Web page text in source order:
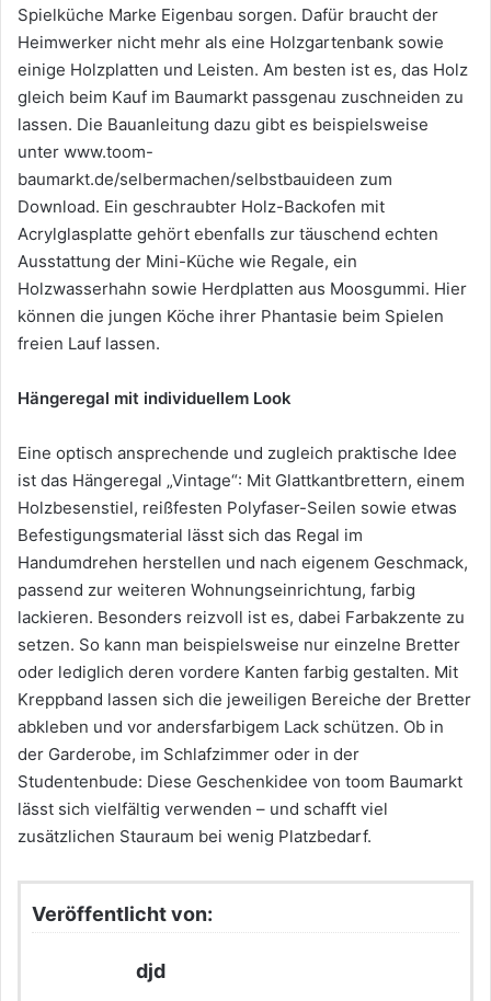
Spielküche Marke Eigenbau sorgen. Dafür braucht der
Heimwerker nicht mehr als eine Holzgartenbank sowie
einige Holzplatten und Leisten. Am besten ist es, das Holz
gleich beim Kauf im Baumarkt passgenau zuschneiden zu
lassen. Die Bauanleitung dazu gibt es beispielsweise
unter www.toom-
baumarkt.de/selbermachen/selbstbauideen zum
Download. Ein geschraubter Holz-Backofen mit
Acrylglasplatte gehört ebenfalls zur täuschend echten
Ausstattung der Mini-Küche wie Regale, ein
Holzwasserhahn sowie Herdplatten aus Moosgummi. Hier
können die jungen Köche ihrer Phantasie beim Spielen
freien Lauf lassen.
Hängeregal mit individuellem Look
Eine optisch ansprechende und zugleich praktische Idee
ist das Hängeregal „Vintage“: Mit Glattkantbrettern, einem
Holzbesenstiel, reißfesten Polyfaser-Seilen sowie etwas
Befestigungsmaterial lässt sich das Regal im
Handumdrehen herstellen und nach eigenem Geschmack,
passend zur weiteren Wohnungseinrichtung, farbig
lackieren. Besonders reizvoll ist es, dabei Farbakzente zu
setzen. So kann man beispielsweise nur einzelne Bretter
oder lediglich deren vordere Kanten farbig gestalten. Mit
Kreppband lassen sich die jeweiligen Bereiche der Bretter
abkleben und vor andersfarbigem Lack schützen. Ob in
der Garderobe, im Schlafzimmer oder in der
Studentenbude: Diese Geschenkidee von toom Baumarkt
lässt sich vielfältig verwenden – und schafft viel
zusätzlichen Stauraum bei wenig Platzbedarf.
Veröffentlicht von:
djd